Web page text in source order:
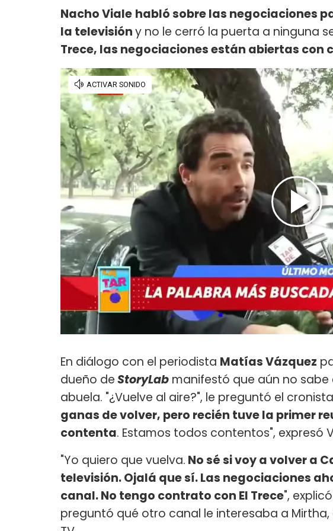
Nacho Viale habló sobre las negociaciones
la televisióny no le cerró la puerta a ninguna
Trece, las negociaciones están abiertas con
En diálogo con el periodista Matías Vázquez
dueño deStoryLab manifestó que aún no
abuela. "¿Vuelve al aire?", le preguntó el
ganas de volver, pero recién tuve la primer
contenta. Estamos todos contentos", expresó
"Yo quiero que vuelva. No sé si voy a volver a
televisión. Ojalá que sí. Las negociaciones
canal. No tengo contrato con El Trece",
preguntó qué otro canal le interesaba a